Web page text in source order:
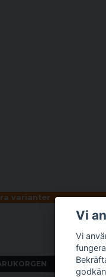
varianter
Vi
Vi